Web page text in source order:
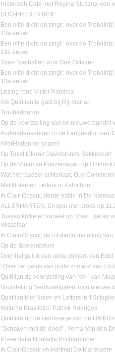
Historisch Café met Regina Sluszny, een
DUO-PRESENTATIE
Een elite dicht en zingt : over de
13e eeuw.
Een elite dicht en zingt : over de
13e eeuw.
Twee Teelballen voor Drie Octaven
Een elite dicht en zingt : over de
13e eeuw.
Lezing rond Victor Ramirez
Als Quirilian te gast bij Rij-mar-an
Troubadouren
Op de voorstelling van de nieuwe bundel
Andersdenkenden in de Languedoc van
AllerHarten op snaren
Op Toast Literair Davidsfonds Bekkevoort
Op de Vlaamse Poëziedagen op
Wat het raadsel achterlaat, Guy
Met Noten en Letters in Kalmthout
In Clair-Obscur, derde editie in De
ALLERHARTEN: Chopin met proza op
Tussen koffie en kaneel op Toast Literair
Vosselaar
In Clair-Obscur, de fototentoonstelling
Op de Boekenbeurs
Over het geluk van oude zomers van Eddt
' Over het geluk van oude zomers' van
Quirilian de voorstelling van 'Vel ' van
Voorstelling 'Verdwaalpalen' mijn nieuwe
Quirilian:Met Noten en Letters in 't
Noturno Brasileiro: Patrick Rodriges
Quirilian op de vernissage van de
' Schaken met de dood' , Yerna Van den
Presentatie Nouvelle Philharmonie
In Clair-Obscur vn Hartmut De Martelaere